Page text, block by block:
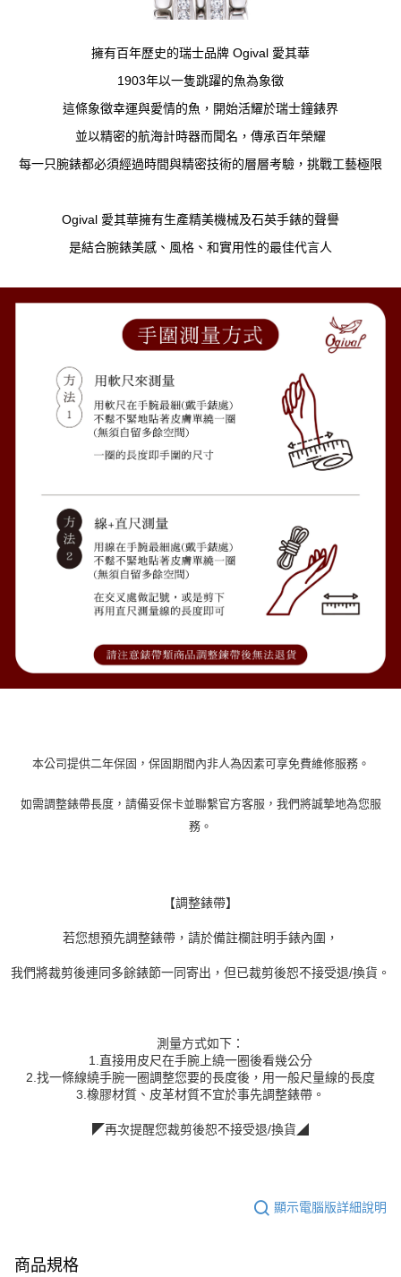
擁有百年歷史的瑞士品牌 Ogival 愛其華
1903年以一隻跳躍的魚為象徵
這條象徵幸運與愛情的魚，開始活耀於瑞士鐘錶界
並以精密的航海計時器而聞名，傳承百年榮耀
每一只腕錶都必須經過時間與精密技術的層層考驗，挑戰工藝極限
Ogival 愛其華擁有生產精美機械及石英手錶的聲譽
是結合腕錶美感、風格、和實用性的最佳代言人
本公司提供二年保固，保固期間內非人為因素可享免費維修服務。
如需調整錶帶長度，請備妥保卡並聯繫官方客服，我們將誠摯地為您服
務。
【調整錶帶】
若您想預先調整錶帶，請於備註欄註明手錶內圍，
我們將裁剪後連同多餘錶節一同寄出，但已裁剪後恕不接受退/換貨。
測量方式如下：
1.直接用皮尺在手腕上繞一圈後看幾公分
2.找一條線繞手腕一圈調整您要的長度後，用一般尺量線的長度
3.橡膠材質、皮革材質不宜於事先調整錶帶。
◤再次提醒您裁剪後恕不接受退/換貨◢
顯示電腦版詳細說明
商品規格